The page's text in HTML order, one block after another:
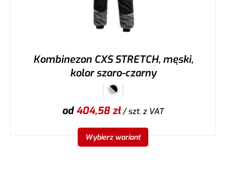
Kombinezon CXS STRETCH, męski,
kolor szaro-czarny
od404,58zł/ szt.z VAT
Wybierz wariant